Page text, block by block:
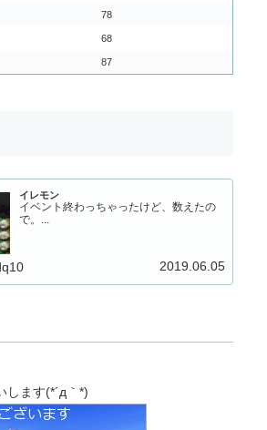
78
68
87
イレモン
イベント終わっちゃったけど、数えたの
で。...
2019.06.05
します(*´д｀*)